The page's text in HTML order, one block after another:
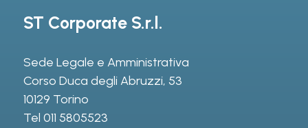
ST Corporate S.r.l.
Sede Legale e Amministrativa
Corso Duca degli Abruzzi, 53
10129 Torino
Tel 011 5805523